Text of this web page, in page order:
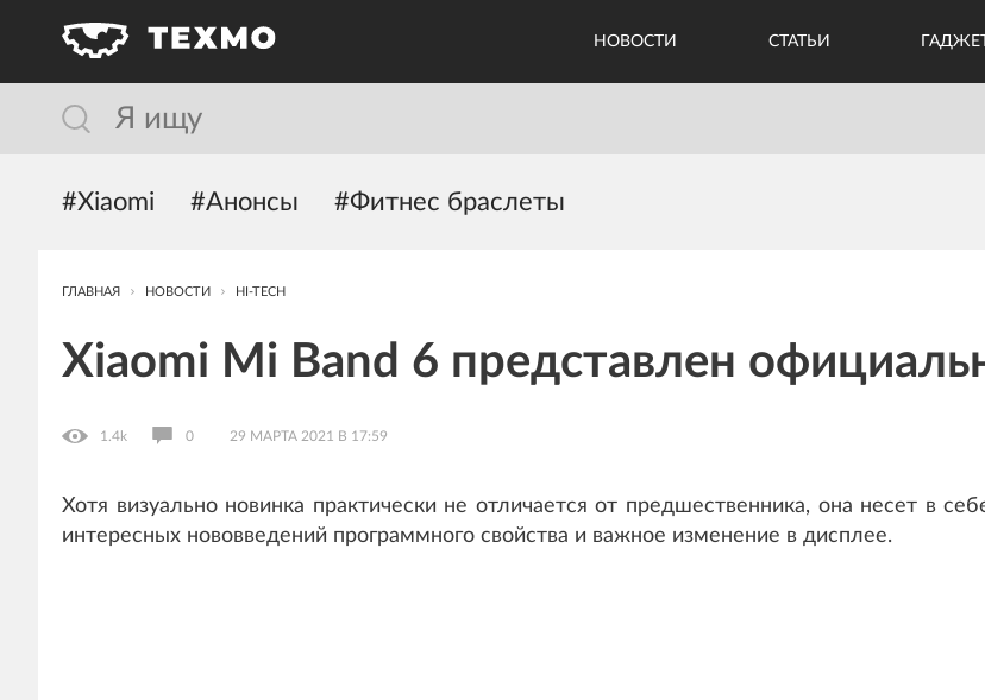
НОВОСТИ СТАТЬИ
#Xiaomi #Анонсы #Фитнес браслеты
ГЛАВНАЯ НОВОСТИ HI-TECH
Xiaomi Mi Band 6 представлен
1.4k 0 29 МАРТА 2021 В 17:59
Хотя визуально новинка практически не отличается от предшественника, она несет в
интересных нововведений программного свойства и важное изменение в дисплее.